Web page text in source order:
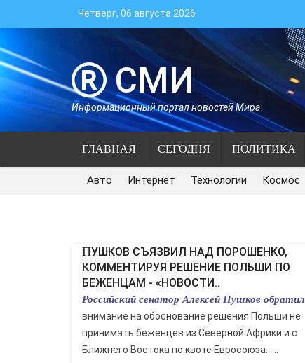
Четверг, 06 августа 2026
СМИ
Информационный портал новостей Мира
ГЛАВНАЯ СЕГОДНЯ ПОЛИТИКА
Авто Интернет Технологии Космос
ПУШКОВ СЪЯЗВИЛ НАД ПОРОШЕНКО,
КОММЕНТИРУЯ РЕШЕНИЕ ПОЛЬШИ ПО
БЕЖЕНЦАМ - «НОВОСТИ..
Российский сенатор Алексей Пушков обратил
внимание на обоснование решения Польши не
принимать беженцев из Северной Африки и с
Ближнего Востока по квоте Евросоюза......